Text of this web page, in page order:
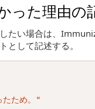
った理由の
たい場合は、
として記述する。
ため。"